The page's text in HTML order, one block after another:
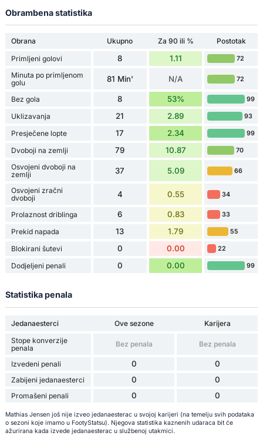
Obrambena statistika
Obrana Ukupno Za 90 ili %
Postotak
Primljeni golovi
8 1.11 72
Minuta po primljenom
golu
81 Min' N/A 72
Bez gola 8 53% 99
Uklizavanja 21 2.89 93
Presječene lopte 17 2.34 99
Dvoboji na zemlji 79 10.87 70
Osvojeni dvoboji na
zemlji
37 5.09 66
Osvojeni zračni
dvoboji
4 0.55 34
Prolaznost driblinga 6 0.83 33
Prekid napada 13 1.79 55
Blokirani šutevi 0 0.00 22
Dodjeljeni penali 0 0.00 99
Statistika penala
Jedanaesterci Ove sezone
Karijera
Stope konverzije
penala
Bez penala Bez penala
Izvedeni penali 0 0
Zabijeni jedanaesterci 0 0
Promašeni penali 0 0
Mathias Jensen još nije izveo jedanaesterac u svojoj karijeri (na temelju svih podataka
o sezoni koje imamo u FootyStatsu). Njegova statistika kaznenih udaraca bit će
ažurirana kada izvede jedanaesterac u službenoj utakmici.